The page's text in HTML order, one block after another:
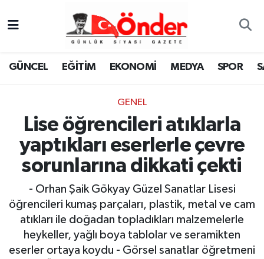
GÜNCEL EĞİTİM EKONOMİ MEDYA SPOR
GENEL
Lise öğrencileri atıklarla
yaptıkları eserlerle çevre
sorunlarına dikkati çekti
- Orhan Şaik Gökyay Güzel Sanatlar Lisesi
öğrencileri kumaş parçaları, plastik, metal ve cam
atıkları ile doğadan topladıkları malzemelerle
heykeller, yağlı boya tablolar ve seramikten
eserler ortaya koydu - Görsel sanatlar öğretmeni
GÜNCEL
MEDYA
SPOR
SAĞLIK
KÜLTÜR-SANAT
YAŞAM
Zonguldak Nöbetçi Eczaneler
Zonguldak Namaz Vakitleri
Zonguldak Trafik Yoğunluk Haritası
TFF 3.Lig 4.Grup Puan Durumu ve Fikstür
Tüm Manşetler
Son Dakika Haberleri
Haber Arşivi